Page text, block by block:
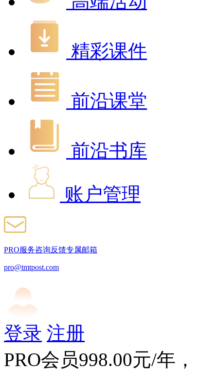
精彩课件
前沿课堂
前沿书库
账户管理
PRO服务咨询反馈专属邮箱
pro@tmtpost.com
登录 注册
PRO会员998.00元/年，